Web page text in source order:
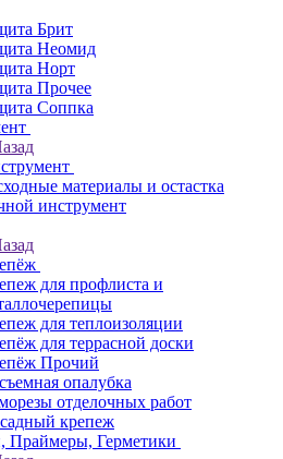
Брит
Неомид
Норт
Прочее
Соппка
материалы и остастка
инструмент
для профлиста и
для теплоизоляции
для террасной доски
Прочий
опалубка
отделочных работ
крепеж
Праймеры, Герметики